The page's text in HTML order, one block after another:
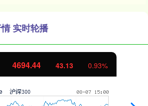
实时轮播
北证50